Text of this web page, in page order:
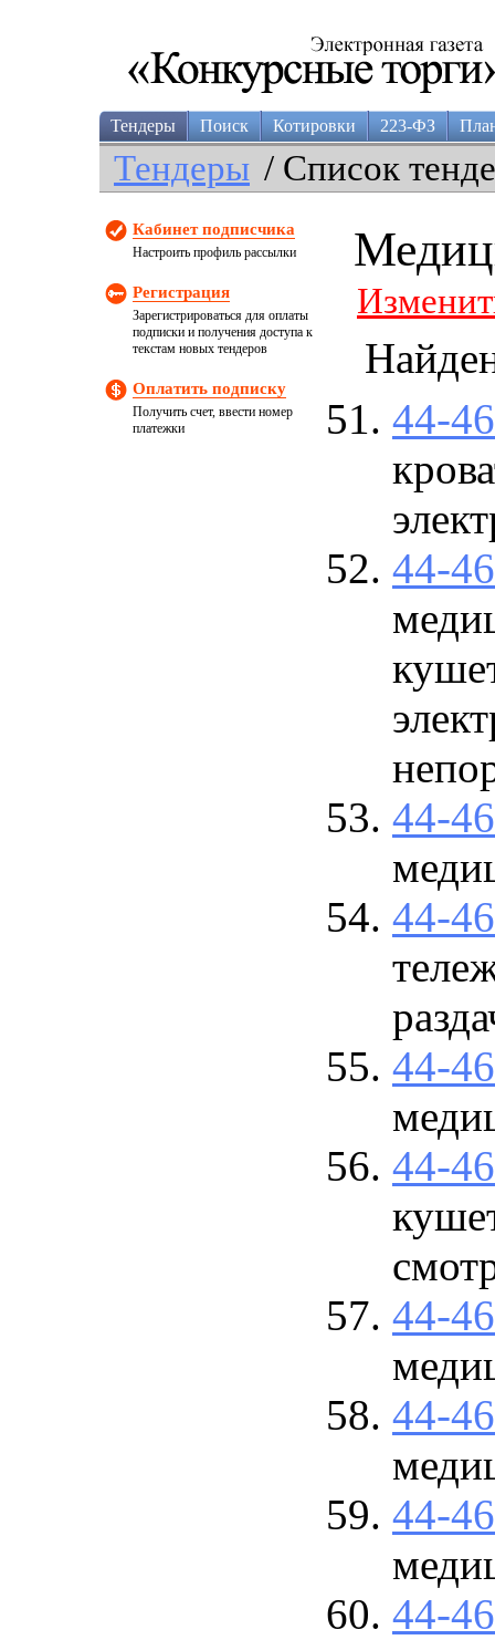
Тендеры Поиск Котировки 223-ФЗ
Тендеры / Список
Кабинет подписчика
Настроить профиль рассылки
Регистрация
Зарегистрироваться для оплаты
подписки и получения доступа к
текстам новых тендеров
Оплатить подписку
Получить счет, ввести номер
платежки
44-
44-
44-
44-
44-
44-
44-
44-
44-
44-